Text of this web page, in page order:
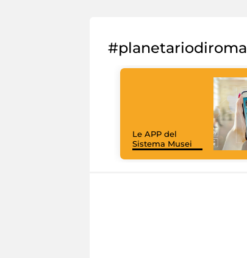
#planetariodiroma
Le APP del
Sistema Musei